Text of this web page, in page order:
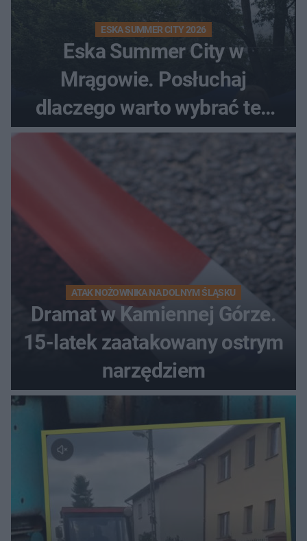
ESKA SUMMER CITY 2026
Eska Summer City w
Mrągowie. Posłuchaj
dlaczego warto wybrać ten
kierunek na urlop!
ATAK NOŻOWNIKA NA DOLNYM ŚLĄSKU
Dramat w Kamiennej Górze.
15-latek zaatakowany ostrym
narzędziem